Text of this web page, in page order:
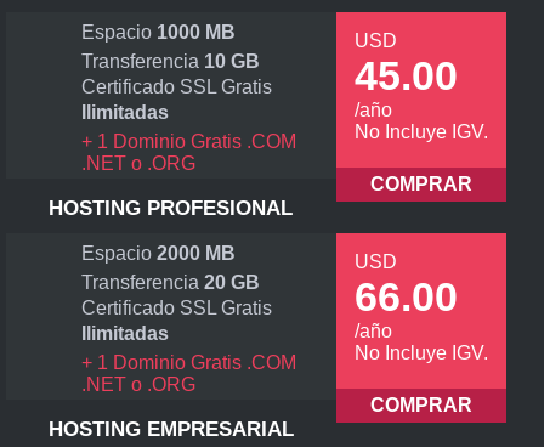
USD
45.00
/año
No Incluye IGV.
COMPRAR
Espacio 1000 MB
Transferencia 10 GB
Certificado SSL Gratis
Ilimitadas
+ 1 Dominio Gratis .COM
.NET o .ORG
HOSTING PROFESIONAL
USD
66.00
/año
No Incluye IGV.
COMPRAR
Espacio 2000 MB
Transferencia 20 GB
Certificado SSL Gratis
Ilimitadas
+ 1 Dominio Gratis .COM
.NET o .ORG
HOSTING EMPRESARIAL